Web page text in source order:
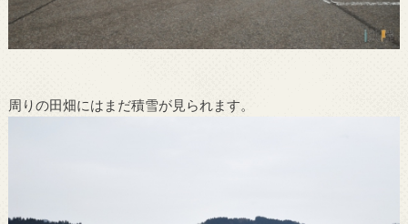
周りの田畑にはまだ積雪が見られます。